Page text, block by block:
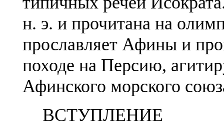
н. э. и прочитана на
прославляет Афины и
походе на Персию,
Афинского морского
ВСТУПЛЕНИЕ